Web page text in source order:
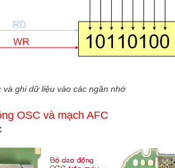
ghi dữ liệu vào các ngăn nhớ
OSC và mạch AFC